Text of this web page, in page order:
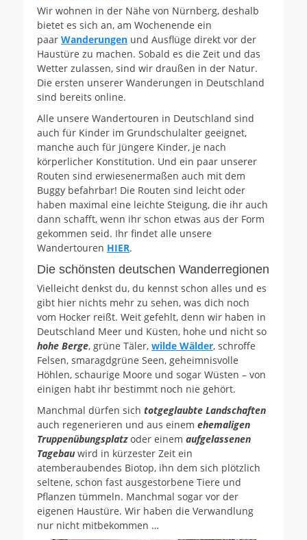
Wir wohnen in der Nähe von Nürnberg, deshalb
bietet es sich an, am Wochenende ein
paar Wanderungen und Ausflüge direkt vor der
Haustüre zu machen. Sobald es die Zeit und das
Wetter zulassen, sind wir draußen in der Natur.
Die ersten unserer Wanderungen in Deutschland
sind bereits online.
Alle unsere Wandertouren in Deutschland sind
auch für Kinder im Grundschulalter geeignet,
manche auch für jüngere Kinder, je nach
körperlicher Konstitution. Und ein paar unserer
Routen sind erwiesenermaßen auch mit dem
Buggy befahrbar! Die Routen sind leicht oder
haben maximal eine leichte Steigung, die ihr auch
dann schafft, wenn ihr schon etwas aus der Form
gekommen seid. Ihr findet alle unsere
Wandertouren HIER.
Die schönsten deutschen Wanderregionen
Vielleicht denkst du, du kennst schon alles und es
gibt hier nichts mehr zu sehen, was dich noch
vom Hocker reißt. Weit gefehlt, denn wir haben in
Deutschland Meer und Küsten, hohe und nicht so
hohe Berge, grüne Täler, wilde Wälder, schroffe
Felsen, smaragdgrüne Seen, geheimnisvolle
Höhlen, schaurige Moore und sogar Wüsten – von
einigen habt ihr bestimmt noch nie gehört.
Manchmal dürfen sich totgeglaubte Landschaften
auch regenerieren und aus einem ehemaligen
Truppenübungsplatzoder einem aufgelassenen
Tagebau wird in kürzester Zeit ein
atemberaubendes Biotop, ihn dem sich plötzlich
seltene, schon fast ausgestorbene Tiere und
Pflanzen tümmeln. Manchmal sogar vor der
eigenen Haustüre. Wir haben die Verwandlung
nur nicht mitbekommen …